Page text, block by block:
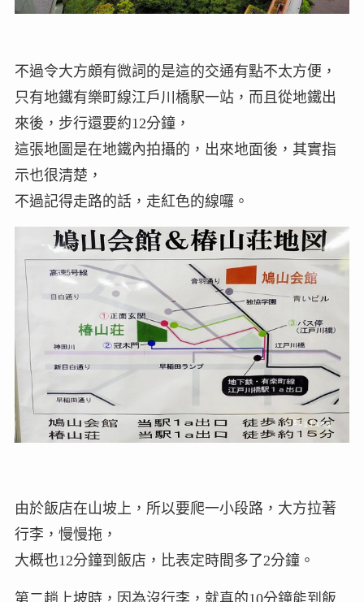
不過令大方頗有微詞的是這的交通有點不太方便，
只有地鐵有樂町線江戶川橋駅一站，而且從地鐵出
來後，步行還要約12分鐘，
這張地圖是在地鐵內拍攝的，出來地面後，其實指
示也很清楚，
不過記得走路的話，走紅色的線囉。
由於飯店在山坡上，所以要爬一小段路，大方拉著
行李，慢慢拖，
大概也12分鐘到飯店，比表定時間多了2分鐘。